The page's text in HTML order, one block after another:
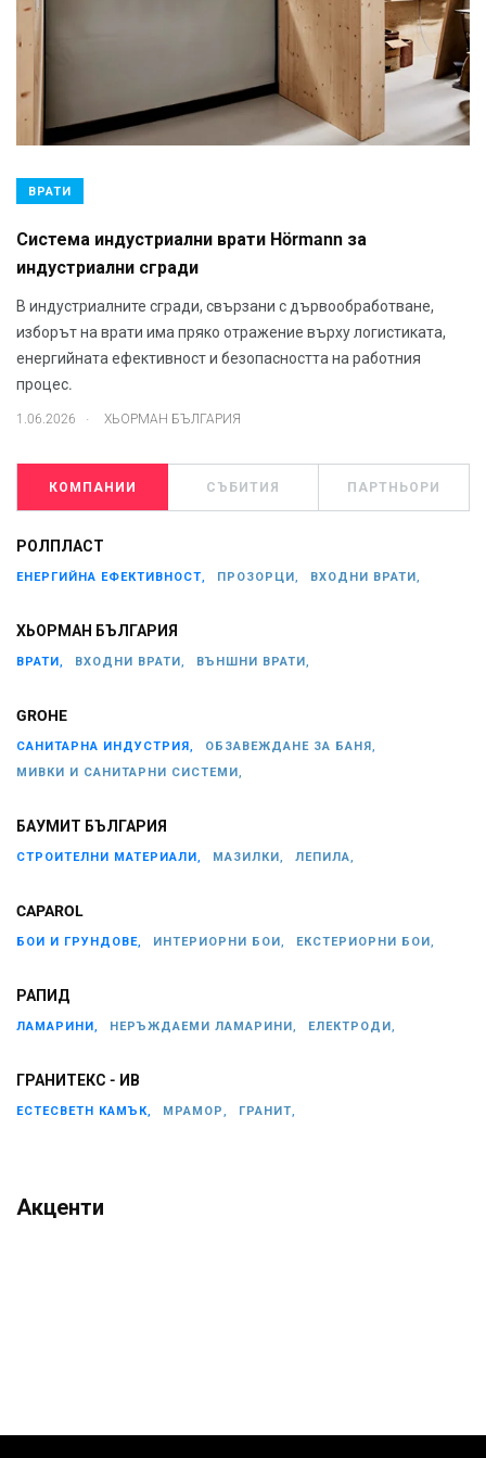
ВРАТИ
Система индустриални врати Hörmann за
индустриални сгради
В индустриалните сгради, свързани с дървообработване,
изборът на врати има пряко отражение върху логистиката,
енергийната ефективност и безопасността на работния
процес.
1.06.2026 . ХЬОРМАН БЪЛГАРИЯ
КОМПАНИИ СЪБИТИЯ ПАРТНЬОРИ
РОЛПЛАСТ
ЕНЕРГИЙНА ЕФЕКТИВНОСТ, ПРОЗОРЦИ, ВХОДНИ ВРАТИ,
ХЬОРМАН БЪЛГАРИЯ
ВРАТИ, ВХОДНИ ВРАТИ, ВЪНШНИ ВРАТИ,
GROHE
САНИТАРНА ИНДУСТРИЯ,
ОБЗАВЕЖДАНЕ ЗА БАНЯ,
МИВКИ И САНИТАРНИ СИСТЕМИ,
БАУМИТ БЪЛГАРИЯ
СТРОИТЕЛНИ МАТЕРИАЛИ, МАЗИЛКИ, ЛЕПИЛА,
CAPAROL
БОИ И ГРУНДОВЕ, ИНТЕРИОРНИ БОИ, ЕКСТЕРИОРНИ БОИ,
РАПИД
ЛАМАРИНИ, НЕРЪЖДАЕМИ ЛАМАРИНИ, ЕЛЕКТРОДИ,
ГРАНИТЕКС - ИВ
ЕСТЕСВЕТН КАМЪК, МРАМОР, ГРАНИТ,
Акценти